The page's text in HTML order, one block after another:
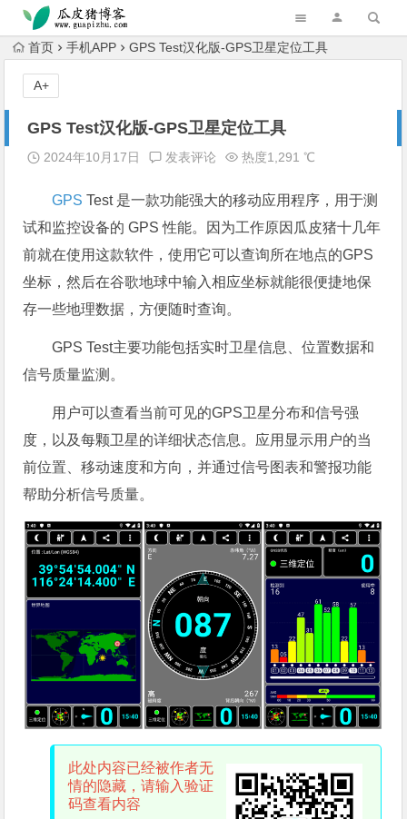
跳转到主内容
首页 手机APP GPS Test汉化版-GPS卫星定位工具
GPS Test汉化版-GPS卫星定位工具
2024年10月17日 发表评论 热度1,291 ℃
GPS Test 是一款功能强大的移动应用程序，用于测
试和监控设备的 GPS 性能。因为工作原因瓜皮猪十几年
前就在使用这款软件，使用它可以查询所在地点的GPS
坐标，然后在谷歌地球中输入相应坐标就能很便捷地保
存一些地理数据，方便随时查询。
GPS Test主要功能包括实时卫星信息、位置数据和
信号质量监测。
用户可以查看当前可见的GPS卫星分布和信号强
度，以及每颗卫星的详细状态信息。应用显示用户的当
前位置、移动速度和方向，并通过信号图表和警报功能
帮助分析信号质量。
此处内容已经被作者无
情的隐藏，请输入验证
码查看内容
A+